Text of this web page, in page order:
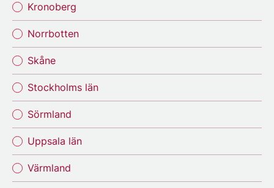
Kronoberg
Norrbotten
Skåne
Stockholms län
Sörmland
Uppsala län
Värmland